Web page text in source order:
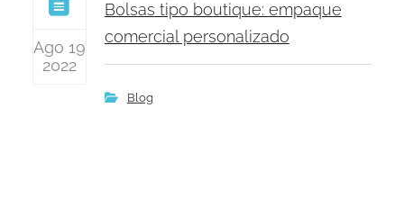
Ago 19
2022
Bolsas tipo boutique: empaque
comercial personalizado
Blog